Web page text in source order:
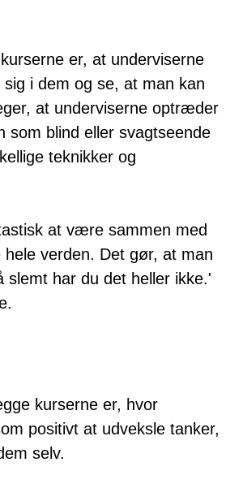
er, at underviserne
i dem og se, at man kan
at underviserne optræder
som blind eller svagtseende
teknikker og
at være sammen med
verden. Det gør, at man
har du det heller ikke.'
kurserne er, hvor
positivt at udveksle tanker,
selv.